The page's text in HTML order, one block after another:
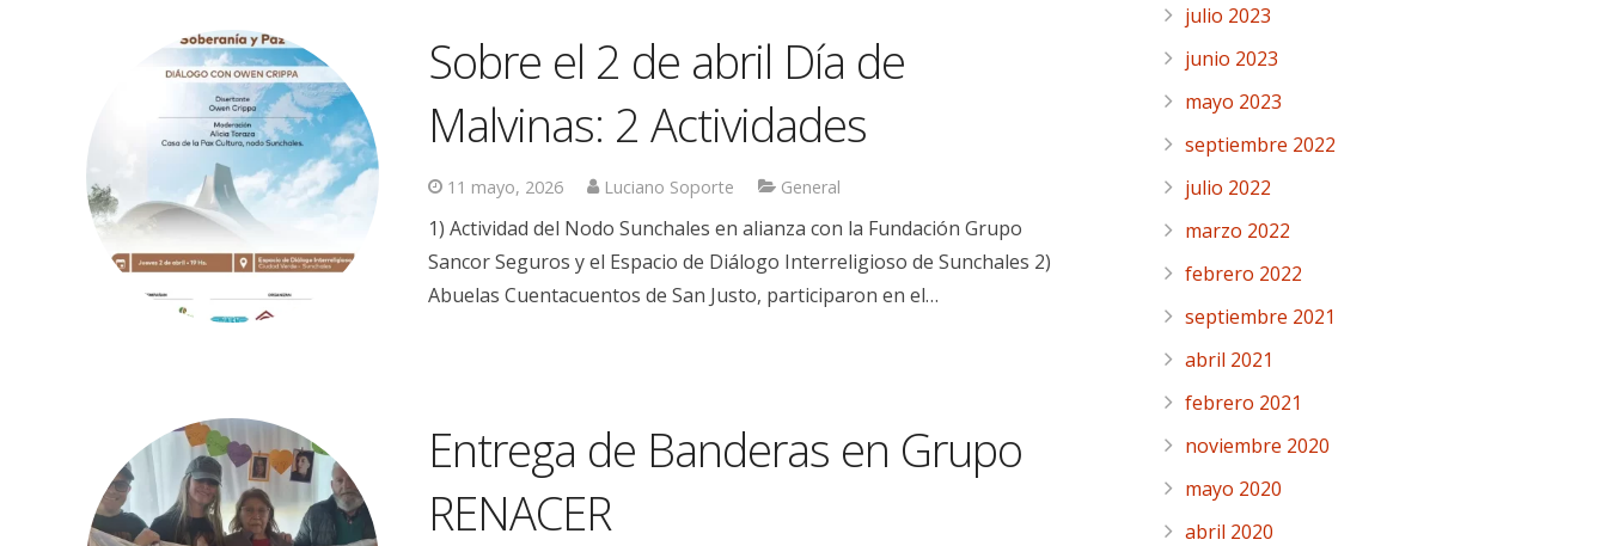
Sobre el 2 de abril Día de
Malvinas: 2 Actividades
11 mayo, 2026 Luciano Soporte General
1) Actividad del Nodo Sunchales en alianza con la Fundación Grupo
Sancor Seguros y el Espacio de Diálogo Interreligioso de Sunchales 2)
Abuelas Cuentacuentos de San Justo, participaron en el…
Entrega de Banderas en Grupo
RENACER
julio 2023
junio 2023
mayo 2023
septiembre 2022
julio 2022
marzo 2022
febrero 2022
septiembre 2021
abril 2021
febrero 2021
noviembre 2020
mayo 2020
abril 2020